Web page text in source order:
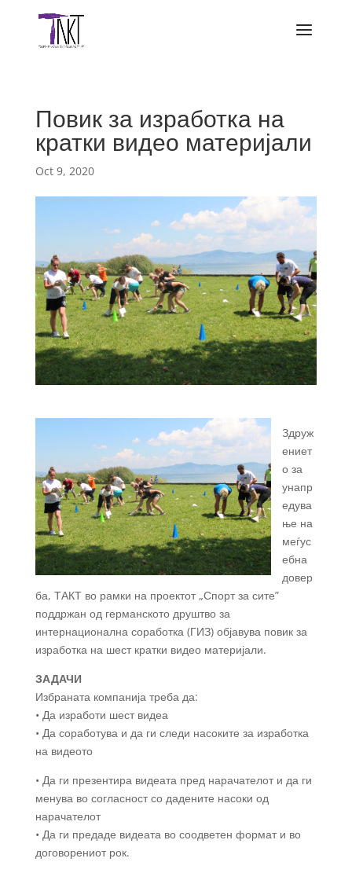
Повик за изработка на
кратки видео материјали
Oct 9, 2020
Здруж
ениет
о за
унапр
едува
ње на
меѓус
ебна
довер
ба, ТАКТ во рамки на проектот „Спорт за сите”
поддржан од германското друштво за
интернационална соработка (ГИЗ) објавува повик за
изработка на шест кратки видео материјали.
ЗАДАЧИ
Избраната компанија треба да:
• Да изработи шест видеа
• Да соработува и да ги следи насоките за изработка
на видеото
• Да ги презентира видеата пред нарачателот и да ги
менува во согласност со дадените насоки од
нарачателот
• Да ги предаде видеата во соодветен формат и во
договорениот рок.